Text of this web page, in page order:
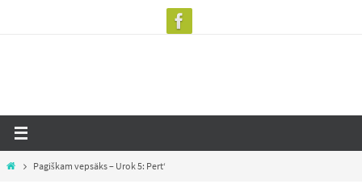
StartPagiškam vepsäks – Urok 5: Pert‘